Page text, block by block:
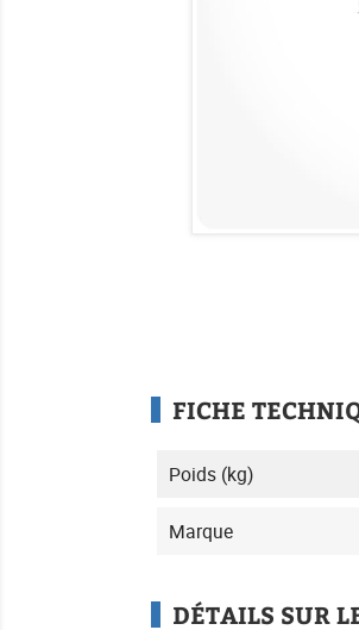
FICHE
Poids (kg)
Marque
DÉTAILS SUR